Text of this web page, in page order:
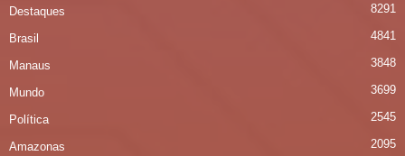
Destaques 8291
Brasil 4841
Manaus 3848
Mundo 3699
Política 2545
Amazonas 2095